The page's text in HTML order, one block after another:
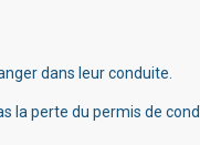
dans leur conduite.
la perte du permis de